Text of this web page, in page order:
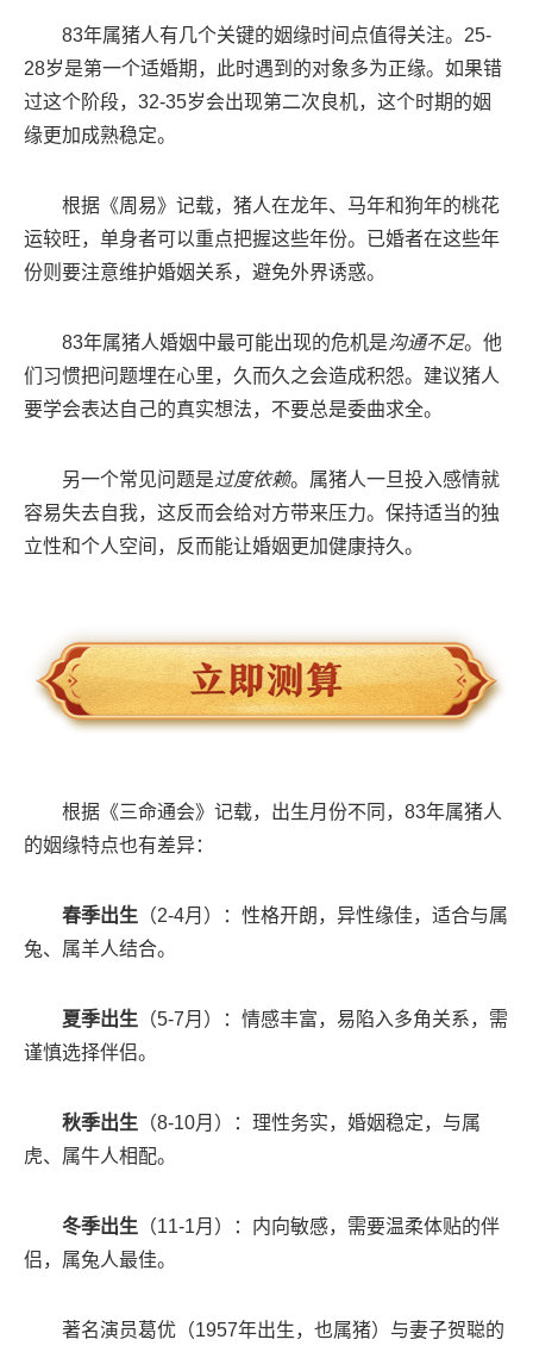
83年属猪人有几个关键的姻缘时间点值得关注。25-
28岁是第一个适婚期，此时遇到的对象多为正缘。如果错
过这个阶段，32-35岁会出现第二次良机，这个时期的姻
缘更加成熟稳定。
根据《周易》记载，猪人在龙年、马年和狗年的桃花
运较旺，单身者可以重点把握这些年份。已婚者在这些年
份则要注意维护婚姻关系，避免外界诱惑。
83年属猪人婚姻中最可能出现的危机是沟通不足。他
们习惯把问题埋在心里，久而久之会造成积怨。建议猪人
要学会表达自己的真实想法，不要总是委曲求全。
另一个常见问题是过度依赖。属猪人一旦投入感情就
容易失去自我，这反而会给对方带来压力。保持适当的独
立性和个人空间，反而能让婚姻更加健康持久。
根据《三命通会》记载，出生月份不同，83年属猪人
的姻缘特点也有差异：
春季出生 （2-4月）：性格开朗，异性缘佳，适合与属
兔、属羊人结合。
夏季出生 （5-7月）：情感丰富，易陷入多角关系，需
谨慎选择伴侣。
秋季出生 （8-10月）：理性务实，婚姻稳定，与属
虎、属牛人相配。
冬季出生 （11-1月）：内向敏感，需要温柔体贴的伴
侣，属兔人最佳。
著名演员葛优（1957年出生，也属猪）与妻子贺聪的